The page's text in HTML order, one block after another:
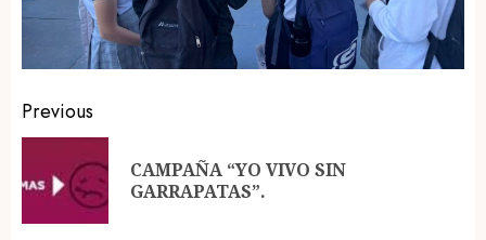
Post
navigation
Previous
CAMPAÑA “YO VIVO SIN
GARRAPATAS”.